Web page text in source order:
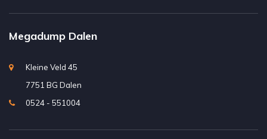
Megadump Dalen
Kleine Veld 45
7751 BG Dalen
0524 - 551004